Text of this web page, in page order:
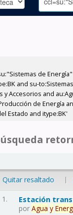
de
and su-
Accesorios and
de Energía
Estado and itype:BK'
Quitar resaltado |
1. Estación
porAgua y